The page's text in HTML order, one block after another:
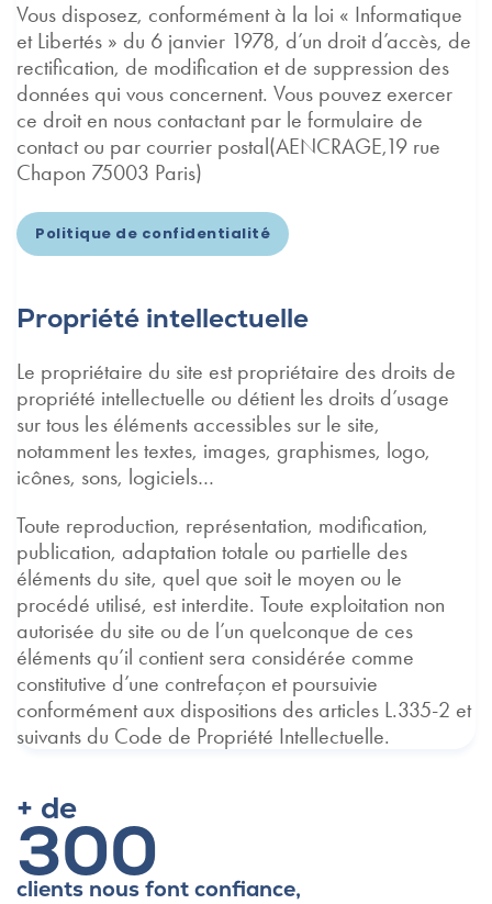
Vous disposez, conformément à la loi « Informatique
et Libertés » du 6 janvier 1978, d’un droit d’accès, de
rectification, de modification et de suppression des
données qui vous concernent. Vous pouvez exercer
ce droit en nous contactant par le formulaire de
contact ou par courrier postal(AENCRAGE,19 rue
Chapon 75003 Paris)
Politique de confidentialité
Propriété intellectuelle
Le propriétaire du site est propriétaire des droits de
propriété intellectuelle ou détient les droits d’usage
sur tous les éléments accessibles sur le site,
notamment les textes, images, graphismes, logo,
icônes, sons, logiciels…
Toute reproduction, représentation, modification,
publication, adaptation totale ou partielle des
éléments du site, quel que soit le moyen ou le
procédé utilisé, est interdite. Toute exploitation non
autorisée du site ou de l’un quelconque de ces
éléments qu’il contient sera considérée comme
constitutive d’une contrefaçon et poursuivie
conformément aux dispositions des articles L.335-2 et
suivants du Code de Propriété Intellectuelle.
+ de
300
clients nous font confiance,